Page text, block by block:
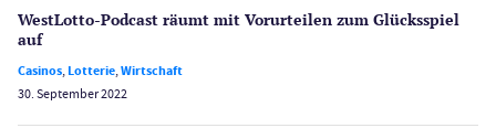
WestLotto-Podcast räumt mit Vorurteilen zum Glücksspiel
auf
Casinos,Lotterie,Wirtschaft
30. September 2022